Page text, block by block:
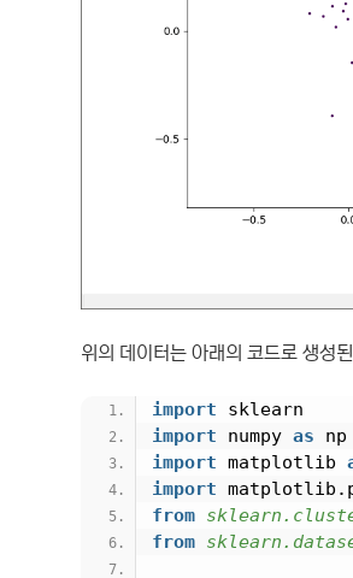
위의 데이터는 아래의 코드로 생성
import sklearn
import numpy as np
import matplotlib
import
from
from